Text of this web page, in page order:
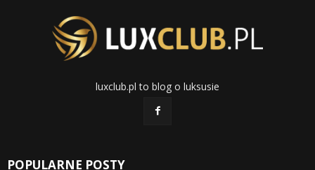
luxclub.pl to blog o luksusie
POPULARNE POSTY